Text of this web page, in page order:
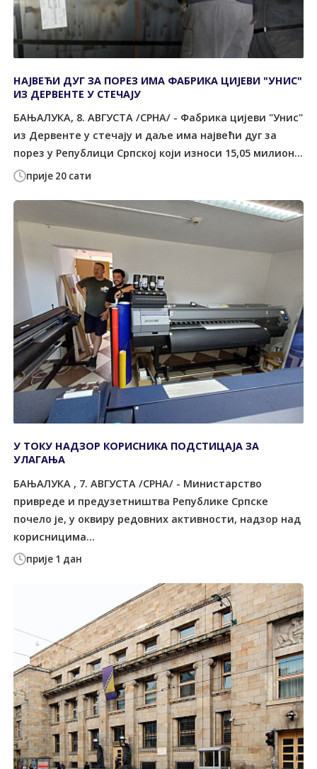
прије 20 сати
НАЈВЕЋИ ДУГ ЗА ПОРЕЗ ИМА ФАБРИКА ЦИЈЕВИ "УНИС"
ИЗ ДЕРВЕНТЕ У СТЕЧАЈУ
БАЊАЛУКА, 8. АВГУСТА /СРНА/ - Фабрика цијеви "Унис"
из Дервенте у стечају и даље има највећи дуг за
порез у Републици Српској који износи 15,05 милион...
прије 1 дан
У ТОКУ НАДЗОР КОРИСНИКА ПОДСТИЦАЈА ЗА
УЛАГАЊА
БАЊАЛУКА , 7. АВГУСТА /СРНА/ - Министарство
привреде и предузетништва Републике Српске
почело је, у оквиру редовних активности, надзор над
корисницима...